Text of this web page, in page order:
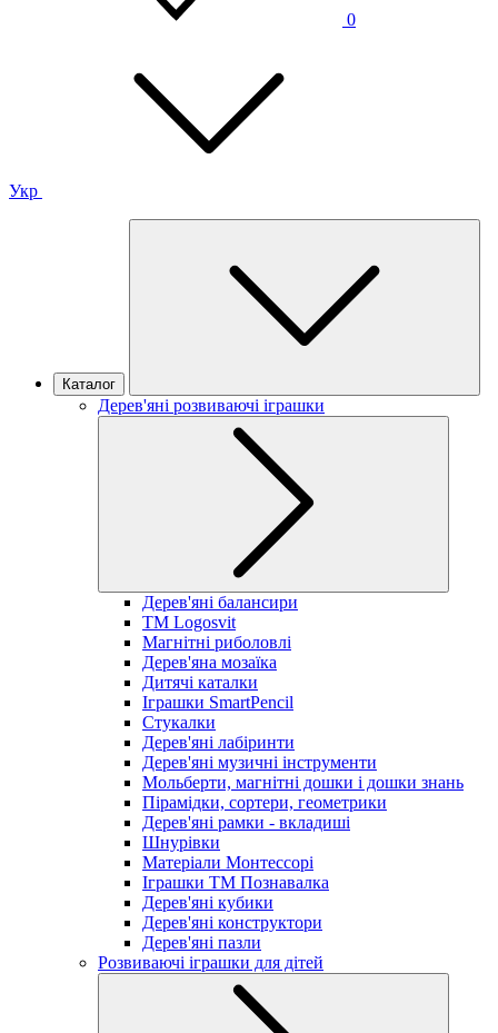
0
Укр
Каталог
Дерев'яні розвиваючі іграшки
Дерев'яні балансири
TM Logosvit
Магнітні риболовлі
Дерев'яна мозаїка
Дитячі каталки
Іграшки SmartPencil
Стукалки
Дерев'яні лабіринти
Дерев'яні музичні інструменти
Мольберти, магнітні дошки і дошки знань
Пірамідки, сортери, геометрики
Дерев'яні рамки - вкладиші
Шнурівки
Матеріали Монтессорі
Іграшки ТМ Познавалка
Дерев'яні кубики
Дерев'яні конструктори
Дерев'яні пазли
Розвиваючі іграшки для дітей